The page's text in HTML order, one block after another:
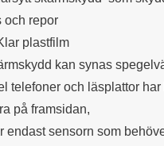
och repor
plastfilm
kan synas
telefoner och läsplattor
på framsidan,
endast sensorn som